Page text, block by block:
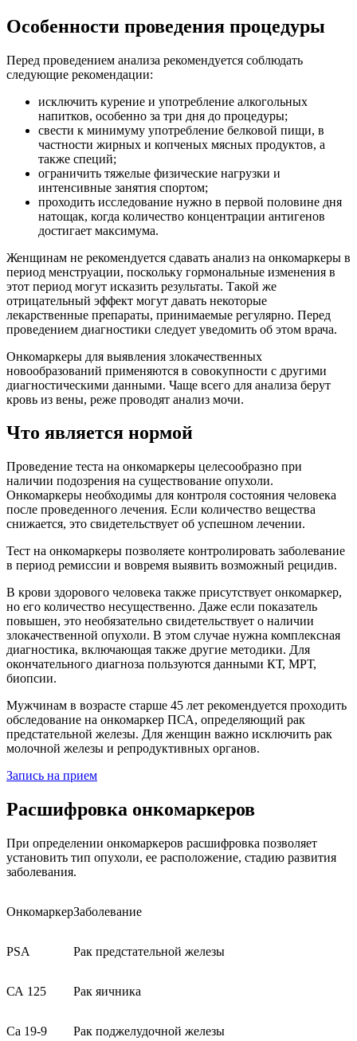
Особенности проведения процедуры
Перед проведением анализа рекомендуется соблюдать
следующие рекомендации:
исключить курение и употребление алкогольных
напитков, особенно за три дня до процедуры;
свести к минимуму употребление белковой пищи, в
частности жирных и копченых мясных продуктов, а
также специй;
ограничить тяжелые физические нагрузки и
интенсивные занятия спортом;
проходить исследование нужно в первой половине дня
натощак, когда количество концентрации антигенов
достигает максимума.
Женщинам не рекомендуется сдавать анализ на онкомаркеры в
период менструации, поскольку гормональные изменения в
этот период могут исказить результаты. Такой же
отрицательный эффект могут давать некоторые
лекарственные препараты, принимаемые регулярно. Перед
проведением диагностики следует уведомить об этом врача.
Онкомаркеры для выявления злокачественных
новообразований применяются в совокупности с другими
диагностическими данными. Чаще всего для анализа берут
кровь из вены, реже проводят анализ мочи.
Что является нормой
Проведение теста на онкомаркеры целесообразно при
наличии подозрения на существование опухоли.
Онкомаркеры необходимы для контроля состояния человека
после проведенного лечения. Если количество вещества
снижается, это свидетельствует об успешном лечении.
Тест на онкомаркеры позволяете контролировать заболевание
в период ремиссии и вовремя выявить возможный рецидив.
В крови здорового человека также присутствует онкомаркер,
но его количество несущественно. Даже если показатель
повышен, это необязательно свидетельствует о наличии
злокачественной опухоли. В этом случае нужна комплексная
диагностика, включающая также другие методики. Для
окончательного диагноза пользуются данными КТ, МРТ,
биопсии.
Мужчинам в возрасте старше 45 лет рекомендуется проходить
обследование на онкомаркер ПСА, определяющий рак
предстательной железы. Для женщин важно исключить рак
молочной железы и репродуктивных органов.
Запись на прием
Расшифровка онкомаркеров
При определении онкомаркеров расшифровка позволяет
установить тип опухоли, ее расположение, стадию развития
заболевания.
ОнкомаркерЗаболевание
PSA Рак предстательной железы
СА 125 Рак яичника
Сa 19-9 Рак поджелудочной железы